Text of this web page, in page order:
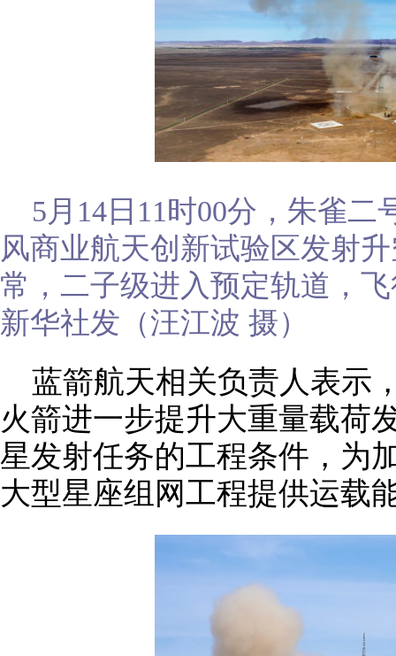
5月14日11时00分，朱雀
风商业航天创新试验区发射
常，二子级进入预定轨道，
新华社发（汪江波 摄）
蓝箭航天相关负责人表示
火箭进一步提升大重量载荷
星发射任务的工程条件，为
大型星座组网工程提供运载